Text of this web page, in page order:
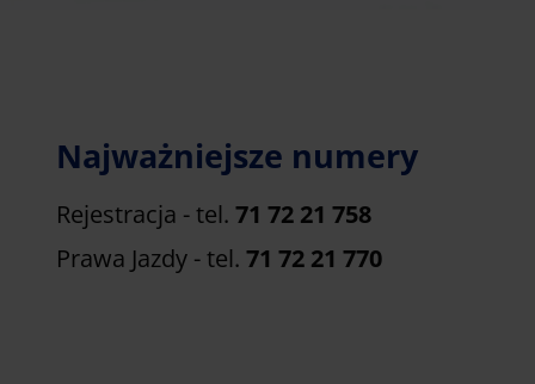
Najważniejsze numery
Rejestracja - tel. 71 72 21 758
Prawa Jazdy - tel. 71 72 21 770